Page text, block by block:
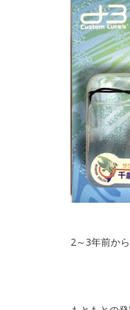
2～3年前か